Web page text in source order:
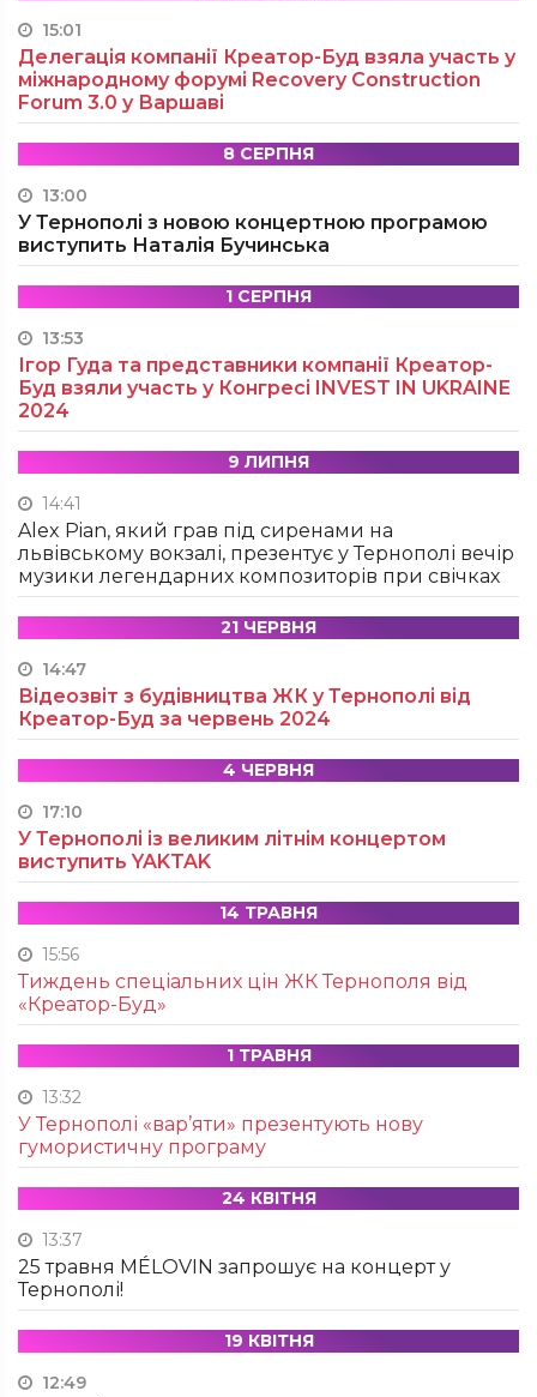
15:01
Делегація компанії Креатор-Буд взяла участь у
міжнародному форумі Recovery Construction
Forum 3.0 у Варшаві
8 СЕРПНЯ
13:00
У Тернополі з новою концертною програмою
виступить Наталія Бучинська
1 СЕРПНЯ
13:53
Ігор Гуда та представники компанії Креатор-
Буд взяли участь у Конгресі INVEST IN UKRAINE
2024
9 ЛИПНЯ
14:41
Alex Pian, який грав під сиренами на
львівському вокзалі, презентує у Тернополі вечір
музики легендарних композиторів при свічках
21 ЧЕРВНЯ
14:47
Відеозвіт з будівництва ЖК у Тернополі від
Креатор-Буд за червень 2024
4 ЧЕРВНЯ
17:10
У Тернополі із великим літнім концертом
виступить YAKTAK
14 ТРАВНЯ
15:56
Тиждень спеціальних цін ЖК Тернополя від
«Креатор-Буд»
1 ТРАВНЯ
13:32
У Тернополі «вар’яти» презентують нову
гумористичну програму
24 КВІТНЯ
13:37
25 травня MÉLOVIN запрошує на концерт у
Тернополі!
19 КВІТНЯ
12:49